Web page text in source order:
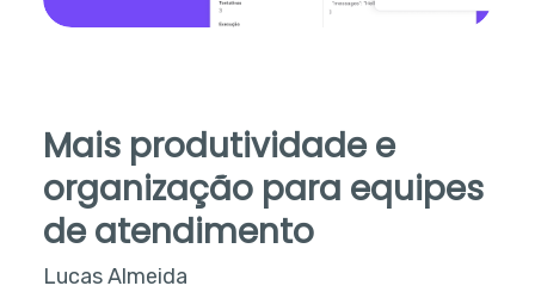
Mais produtividade e
organização para equipes
de atendimento
Lucas Almeida